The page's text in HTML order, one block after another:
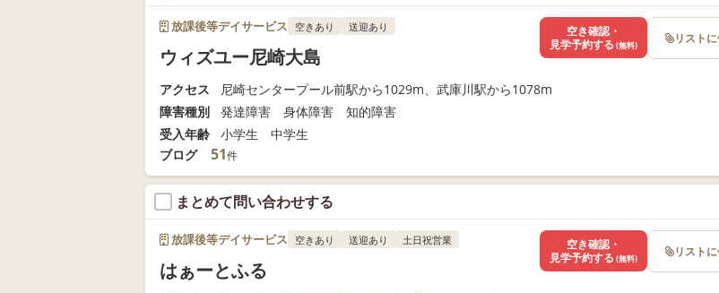
放課後等デイサービス 空きあり 送迎あり
ウィズユー尼崎大島
アクセス
尼崎センタープール前駅から1029m、武庫川駅から1078m
障害種別
発達障害 身体障害 知的障害
受入年齢
小学生 中学生
ブログ
51件
空き確認・
見学予約する (無料) リスト
まとめて問い合わせする
放課後等デイサービス 空きあり 送迎あり 土日祝営業
はぁーとふる
空き確認・
見学予約する (無料) リスト